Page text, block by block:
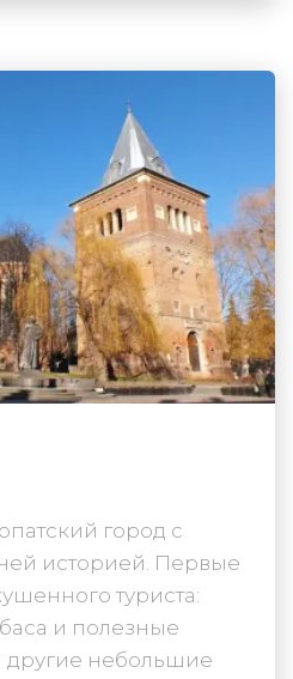
город с
историей. Первые
туриста:
и полезные
другие небольшие